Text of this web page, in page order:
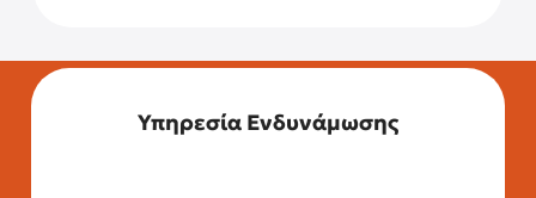
Υπηρεσία Ενδυνάμωσης